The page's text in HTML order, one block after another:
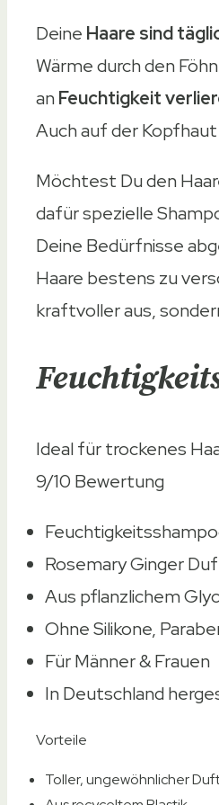
Deine Haare sind
Wärme durch den
anFeuchtigkeit
Auch auf der
Möchtest Du den
dafür spezielle
Deine Bedürfnisse
Haare bestens zu
kraftvoller aus,
Ideal für trockenes
9/10 Bewertung
Rosemary Ginger
Aus pflanzlichem
Ohne Silikone,
Für Männer & Frauen
In Deutschland
Vorteile
Toller, ungewöhnlicher